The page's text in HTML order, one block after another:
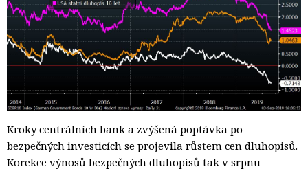
Kroky centrálních bank a zvýšená poptávka po
bezpečných investicích se projevila růstem cen dluhopisů.
Korekce výnosů bezpečných dluhopisů tak v srpnu